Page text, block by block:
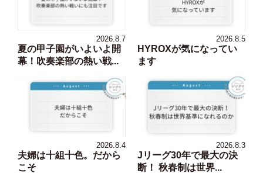
2026.8.7
夏の甲子園がいよいよ開
幕！吹奏楽部の熱い戦...
2026.8.5
HYROXが気になってい
ます
2026.8.4
夫婦は十組十色。だから
こそ
2026.8.3
Jリーグ30年で最大の決
断！ 秋春制は世界...